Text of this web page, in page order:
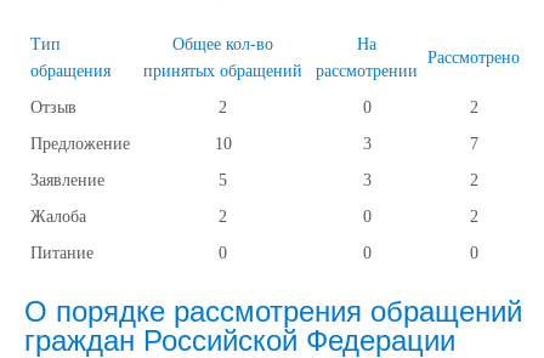
Тип
обращения
Общее кол-во
принятых обращений
На
рассмотрении
Рассмотрено
Отзыв 2 0
2
Предложение
10 3
7
Заявление
5 3
2
Жалоба
2 0
2
Питание
0 0 0
О порядке рассмотрения обращений
граждан Российской Федерации